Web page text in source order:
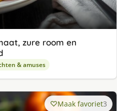
zure room en
& amuses
Maak favoriet3